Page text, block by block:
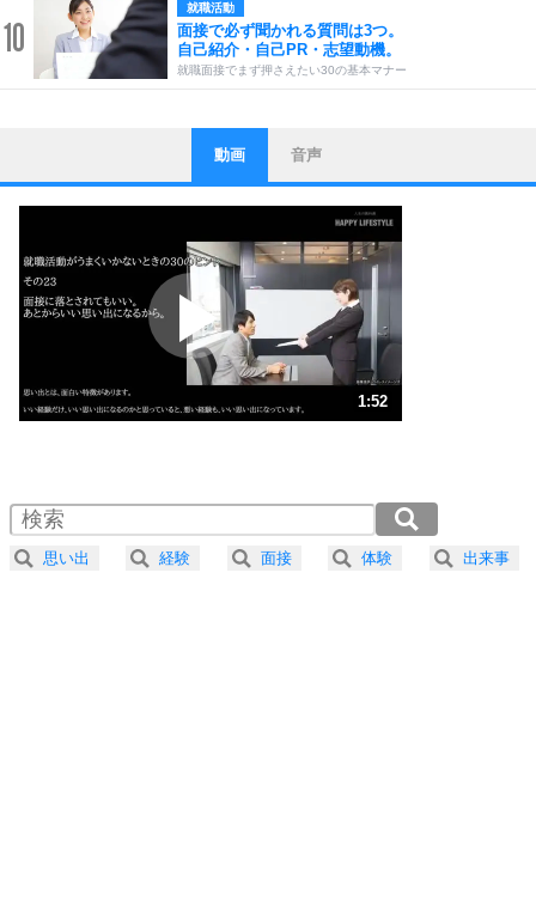
10
就職活動
面接で必ず聞かれる質問は3つ。
自己紹介・自己PR・志望動機。
就職面接でまず押さえたい30の基本マナー
1
ストレス対策
他人と比べない。
いっそのこと、他人を見ない。
いらいらしない人になる30の方法
プラス思考
ポジティブになれない原因は、行動しないから。
ポジティブ思考になる30の方法
ストレス対策
人生、なんとかなるもの。
気楽に生きる30の方法
4 器の大きい人は、怒りを優しさで表現する。
動画 音声
1:52
2.0倍速 （221KB 56秒）
2.5倍速 （177KB 45秒）
3.0倍速 （148KB 37秒）
思い出 経験 面接 体験 出来事